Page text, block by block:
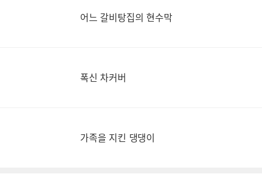
어느 갈비탕집의 현수막
폭신 차커버
가족을 지킨 댕댕이